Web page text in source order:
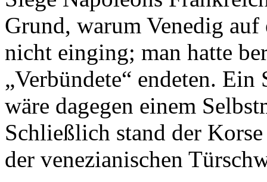
Grund, warum Venedig
nicht einging; man hatte
„Verbündete“ endeten.
wäre dagegen einem
Schließlich stand der
der venezianischen